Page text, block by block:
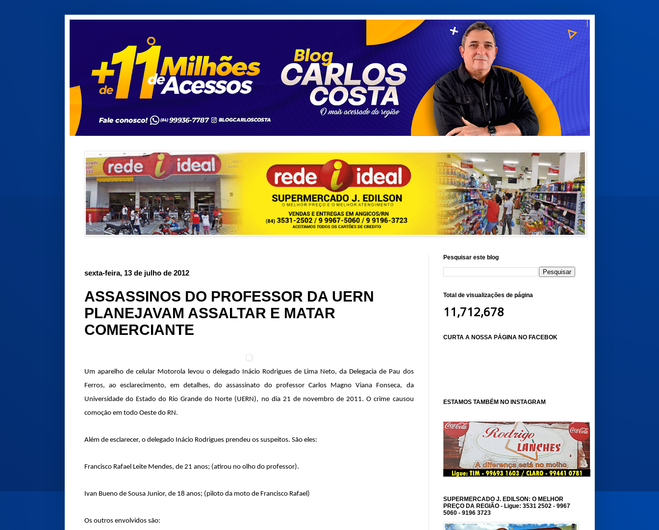
sexta-feira, 13 de julho de 2012
ASSASSINOS DO PROFESSOR DA UERN
PLANEJAVAM ASSALTAR E MATAR
COMERCIANTE
Um aparelho de celular Motorola levou o delegado Inácio Rodrigues de Lima Neto, da Delegacia de Pau dos
Ferros, ao esclarecimento, em detalhes, do assassinato do professor Carlos Magno Viana Fonseca, da
Universidade do Estado do Rio Grande do Norte (UERN), no dia 21 de novembro de 2011. O crime causou
comoção em todo Oeste do RN.
Além de esclarecer, o delegado Inácio Rodrigues prendeu os suspeitos. São eles:
Francisco Rafael Leite Mendes, de 21 anos; (atirou no olho do professor).
Ivan Bueno de Sousa Junior, de 18 anos; (piloto da moto de Francisco Rafael)
Os outros envolvidos são:
Pesquisar este blog
Total de visualizações de página
11,712,678
CURTA A NOSSA PÁGINA NO FACEBOK
ESTAMOS TAMBÉM NO INSTAGRAM
SUPERMERCADO J. EDILSON: O MELHOR
PREÇO DA REGIÃO - Ligue: 3531 2502 - 9967
5060 - 9196 3723